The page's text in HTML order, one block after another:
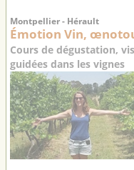
Montpellier - Hérault
Émotion Vin,
Cours de dégustation,
guidées dans les vignes